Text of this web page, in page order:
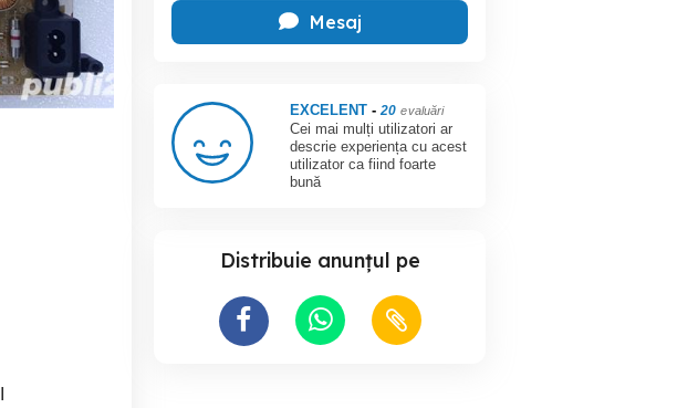
Mesaj
EXCELENT- 20 evaluări
Cei mai mulți utilizatori ar
descrie experiența cu acest
utilizator ca fiind foarte
bună
Distribuie anunțul pe